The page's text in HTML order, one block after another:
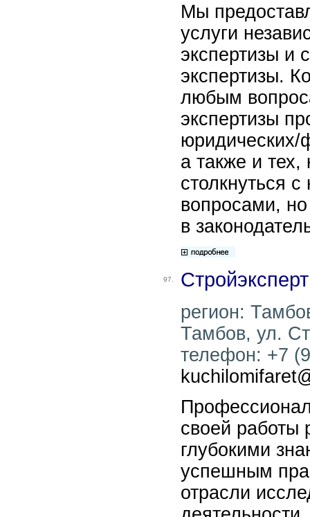
Мы
услуги
экспертизы и
экспертизы.
любым
экспертизы
юридических/
а также и
столкнуться
вопросами,
в
97.
регион:
Тамбов, ул.
телефон: +7
своей работы
глубокими
успешным
отрасли